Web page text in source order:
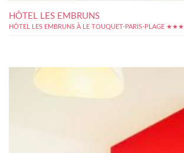
HÔTEL LES EMBRUNS
HÔTEL LES EMBRUNS À LE TOUQUET-PARIS-PLAGE ★★★